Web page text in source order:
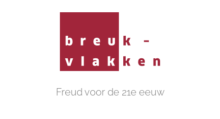
Freud voor de 21e eeuw